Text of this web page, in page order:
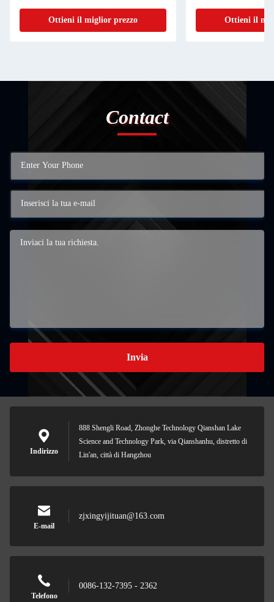
Ottieni il miglior prezzo Ottieni il
Contact
Invia
Indirizzo
888 Shengli Road, Zhonghe Technology Qianshan Lake
Science and Technology Park, via Qianshanhu, distretto di
Lin'an, città di Hangzhou
E-mail
zjxingyijituan@163.com
Telefono
0086-132-7395 - 2362